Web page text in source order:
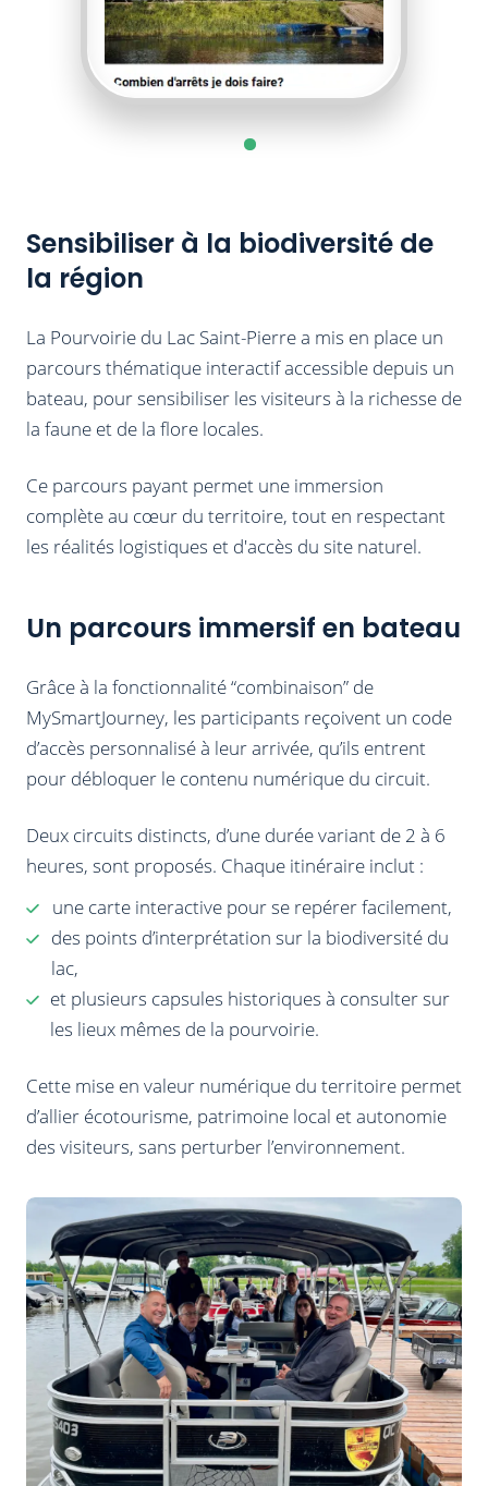
Sensibiliser à la biodiversité de
la région
La Pourvoirie du Lac Saint-Pierre a mis en place un
parcours thématique interactif accessible depuis un
bateau, pour sensibiliser les visiteurs à la richesse de
la faune et de la flore locales.
Ce parcours payant permet une immersion
complète au cœur du territoire, tout en respectant
les réalités logistiques et d'accès du site naturel.
Un parcours immersif en bateau
Grâce à la fonctionnalité “combinaison” de
MySmartJourney, les participants reçoivent un code
d’accès personnalisé à leur arrivée, qu’ils entrent
pour débloquer le contenu numérique du circuit.
Deux circuits distincts, d’une durée variant de 2 à 6
heures, sont proposés. Chaque itinéraire inclut :
une carte interactive pour se repérer facilement,
des points d’interprétation sur la biodiversité du
lac,
et plusieurs capsules historiques à consulter sur
les lieux mêmes de la pourvoirie.
Cette mise en valeur numérique du territoire permet
d’allier écotourisme, patrimoine local et autonomie
des visiteurs, sans perturber l’environnement.